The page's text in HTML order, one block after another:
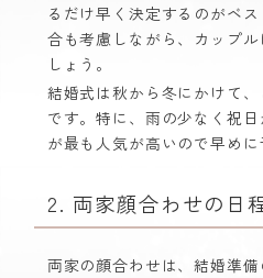
るだけ早く決定するのがベ
合も考慮しながら、カップ
しょう。
結婚式は秋から冬にかけて
です。特に、雨の少なく祝日
が最も人気が高いので早めに
2. 両家顔合わせの日
両家の顔合わせは、結婚準